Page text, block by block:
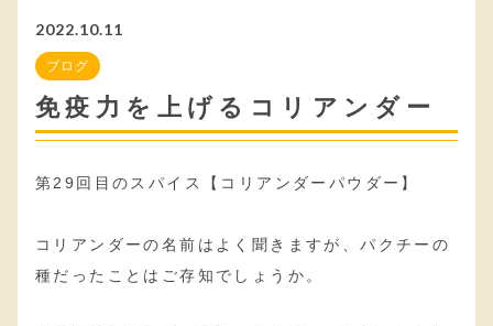
2022.10.11
ブログ
免疫力を上げるコリアンダー
第29回目のスパイス【コリアンダーパウダー】
コリアンダーの名前はよく聞きますが、パクチーの
種だったことはご存知でしょうか。